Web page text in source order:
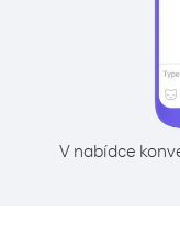
V nabídce